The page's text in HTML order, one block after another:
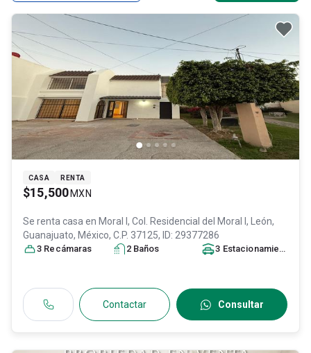
CASA RENTA
$15,500 MXN
Se renta casa en Moral l, Col. Residencial del Moral I, León,
Guanajuato, México, C.P. 37125, ID: 29377286
3 Recámaras 2 Baños 3 Estacionamiento
Contactar Consultar